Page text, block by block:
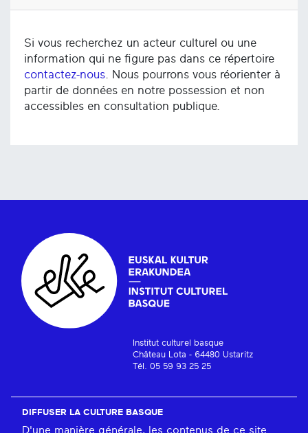
Si vous recherchez un acteur culturel ou une
information qui ne figure pas dans ce répertoire
contactez-nous . Nous pourrons vous réorienter à
partir de données en notre possession et non
accessibles en consultation publique.
Institut culturel basque
Château Lota - 64480 Ustaritz
Tél. 05 59 93 25 25
DIFFUSER LA CULTURE BASQUE
D'une manière générale, les contenus de ce site